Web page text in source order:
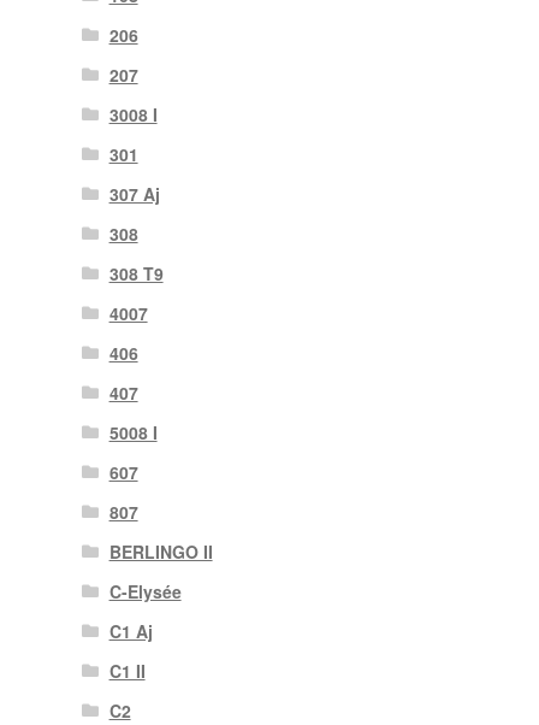
206
207
3008 I
301
307 Aj
308
308 T9
4007
406
407
5008 I
607
807
BERLINGO II
C-Elysée
C1 Aj
C1 II
C2